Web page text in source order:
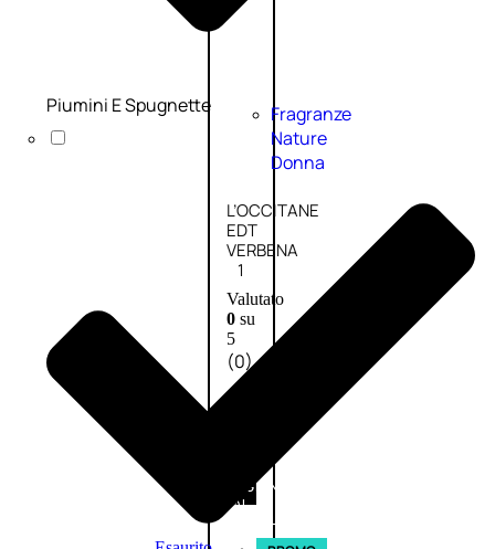
Fragranze
Nature
Donna
L’OCCITANE
EDT
VERBENA
1
Valutato
0su
5
(0)
AGGIUNGI
AL
CARRELLO
Piumini E Spugnette